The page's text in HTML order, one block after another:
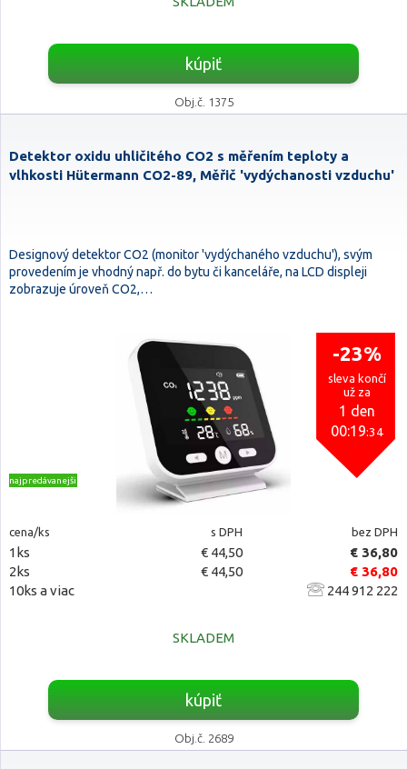
kúpiť
Obj.č. 1375
Detektor oxidu uhličitého CO2 s měřením teploty a
vlhkosti Hütermann CO2-89, Měřič 'vydýchanosti vzduchu'
Designový detektor CO2 (monitor 'vydýchaného vzduchu'), svým
provedením je vhodný např. do bytu či kanceláře, na LCD displeji
zobrazuje úroveň CO2,…
-23%
sleva končí
už za
1 den
00:19:33
najpredávanejšie
cena/ks s DPH bez DPH
1ks € 44,50
€ 36,80
2ks
€ 44,50
€ 36,80
10ks a viac
244 912 222
SKLADEM
kúpiť
Obj.č. 2689